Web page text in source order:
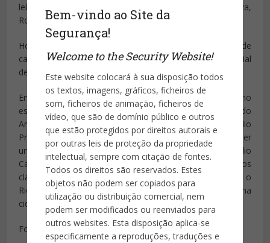
Bem-vindo ao Site da
Segurança!
Welcome to the Security Website!
Este website colocará à sua disposição todos
os textos, imagens, gráficos, ficheiros de
som, ficheiros de animação, ficheiros de
vídeo, que são de domínio público e outros
que estão protegidos por direitos autorais e
por outras leis de proteção da propriedade
intelectual, sempre com citação de fontes.
Todos os direitos são reservados. Estes
objetos não podem ser copiados para
utilização ou distribuição comercial, nem
podem ser modificados ou reenviados para
outros websites. Esta disposição aplica-se
especificamente a reproduções, traduções e
leitos serão criados em todo o país. São Paulo, Fortaleza,
Roraima e Rio de Janeiro já começaram as obras.
Hospitais de campanha estão sendo erguidos a toque de
caixa, Brasil afora. Mas não existe ainda um número oficial
de quantos novos leitos serão criados em todo o país.
Em São Paulo, os hospitais estão sendo montados no
estádio do Pacaembu e no Centro de Convenções do
Anhembi. Em Fortaleza, a construção é no estádio
Presidente Vargas. Em Roraima, o Exército ajudou a erguer
um hospital de campanha na capital Boa Vista e no estádio
Canarinho. No Rio de Janeiro, o Maracanã, palco de muitos
clássicos, deve ser transformado em hospital, e o
Riocentro, um espaço de convenções importantes na
cidade, também.
Fonte: Fantástico (Rede Globo)